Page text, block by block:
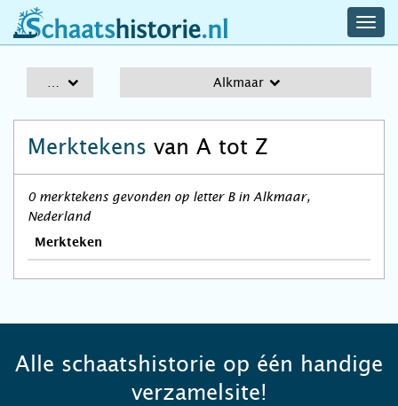
schaatshistorie.nl
Alkmaar
Merktekens van A tot Z
0 merktekens gevonden op letter B in Alkmaar,
Nederland
Merkteken
Alle schaatshistorie op één handige
verzamelsite!